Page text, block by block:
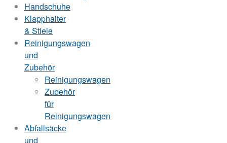
Handschuhe
Klapphalter
& Stiele
Reinigungswagen
und
Zubehör
Reinigungswagen
Zubehör
für
Reinigungswagen
Abfallsäcke
und